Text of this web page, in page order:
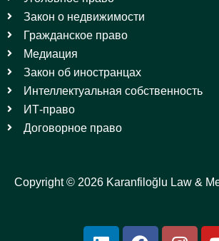
Закон о недвижимости
Гражданское право
Медиация
Закон об иностранцах
Интеллектуальная собственность
ИТ-право
Договорное право
Copyright © 2026 Karanfiloğlu Law &
L F I